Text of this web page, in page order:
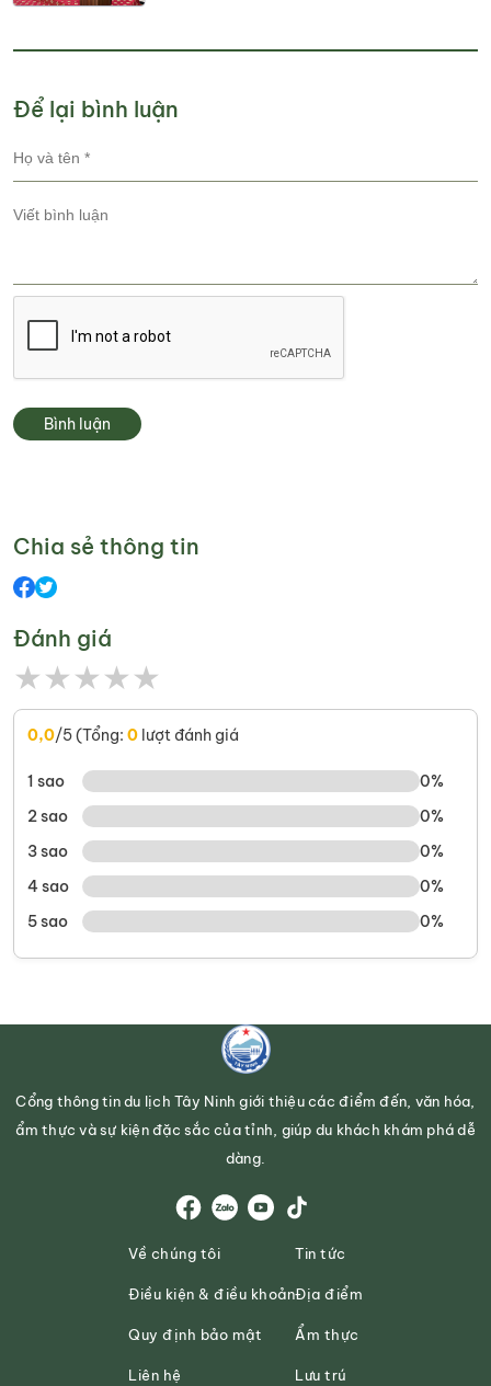
Để lại bình luận
Bình luận
Chia sẻ thông tin
Đánh giá
★★★★★
0,0/5 (Tổng: 0 lượt đánh giá
1 sao
0%
2 sao
0%
3 sao
0%
4 sao
0%
5 sao
0%
Cổng thông tin du lịch Tây Ninh giới thiệu các điểm đến, văn hóa,
ẩm thực và sự kiện đặc sắc của tỉnh, giúp du khách khám phá dễ
dàng.
Về chúng tôi
Điều kiện & điều khoản
Quy định bảo mật
Liên hệ
Tin tức
Địa điểm
Ẩm thực
Lưu trú